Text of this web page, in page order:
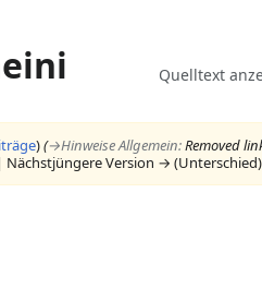
Ansichten
Lesen
Quelltext
)(→‎Hinweise Allgemein:Removed
Version → (Unterschied)